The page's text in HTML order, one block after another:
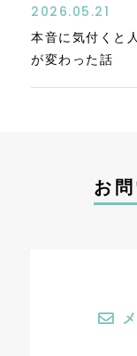
2026.05.21
本音に気付くと
が変わった話
お